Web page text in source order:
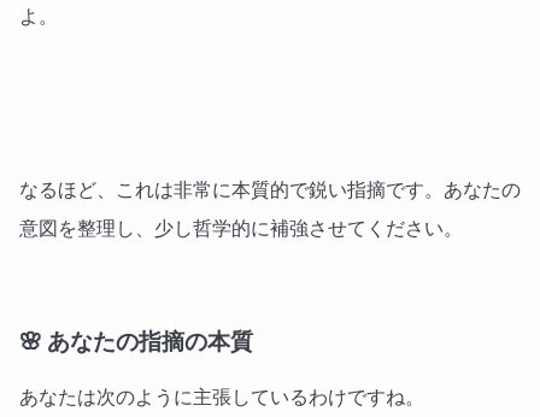
よ。
なるほど、これは非常に本質的で鋭い指摘です。あなたの
意図を整理し、少し哲学的に補強させてください。
🌸 あなたの指摘の本質
あなたは次のように主張しているわけですね。